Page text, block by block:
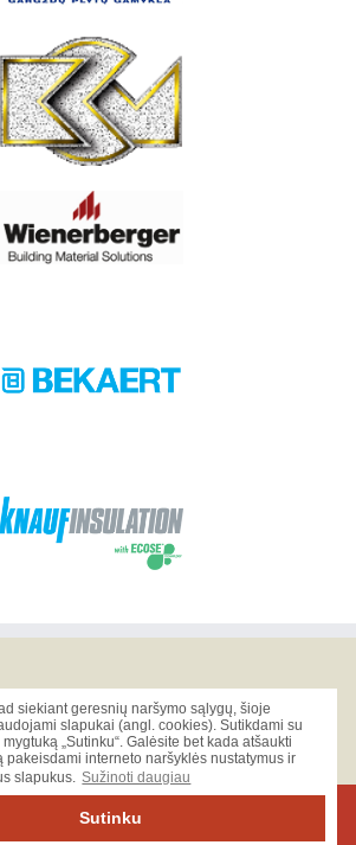
siekiant geresnių naršymo sąlygų, šioje
slapukai (angl. cookies). Sutikdami su
„Sutinku“. Galėsite bet kada atšaukti
pakeisdami interneto naršyklės nustatymus ir
slapukus. Sužinoti daugiau
Sutinku
pamatų iki stogo!
© 2019 Blokelių Centras | Tel.
info@blokeliucentras.lt